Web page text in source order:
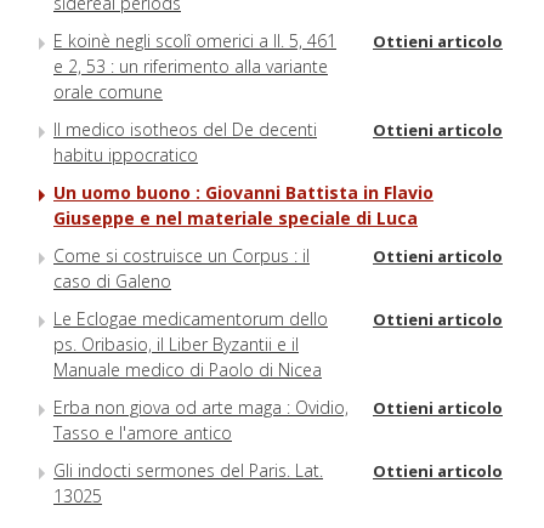
E koinè negli scolî omerici a Il. 5, 461
e 2, 53 : un riferimento alla variante
orale comune
Ottieni articolo
Il medico isotheos del De decenti
habitu ippocratico
Ottieni articolo
Un uomo buono : Giovanni Battista in Flavio
Giuseppe e nel materiale speciale di Luca
Come si costruisce un Corpus : il
caso di Galeno
Ottieni articolo
Le Eclogae medicamentorum dello
ps. Oribasio, il Liber Byzantii e il
Manuale medico di Paolo di Nicea
Ottieni articolo
Erba non giova od arte maga : Ovidio,
Tasso e l'amore antico
Ottieni articolo
Gli indocti sermones del Paris. Lat.
13025
Ottieni articolo